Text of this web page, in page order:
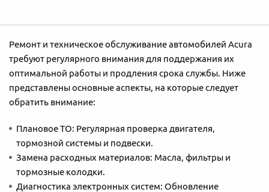
Ремонт и техническое обслуживание автомобилей Acura
требуют регулярного внимания для поддержания их
оптимальной работы и продления срока службы. Ниже
представлены основные аспекты, на которые следует
обратить внимание:
Плановое ТО: Регулярная проверка двигателя,
тормозной системы и подвески.
Замена расходных материалов: Масла, фильтры и
тормозные колодки.
Диагностика электронных систем: Обновление